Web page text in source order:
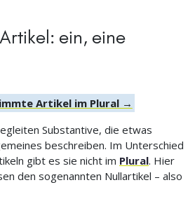
ein, eine
Artikel im Plural →
Substantive, die etwas
beschreiben. Im Unterschied
gibt es sie nicht im Plural. Hier
den sogenannten Nullartikel – also